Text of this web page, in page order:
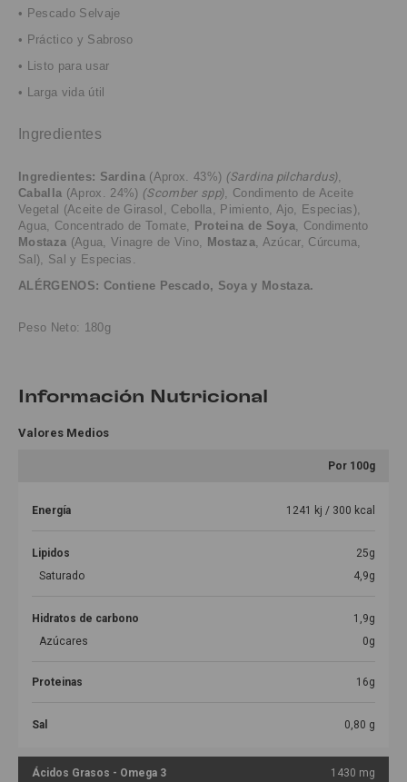
• Pescado Selvaje
• Práctico y Sabroso
• Listo para usar
• Larga vida útil
Ingredientes
Ingredientes: Sardina(Aprox. 43%) (Sardina pilchardus)
Caballa (Aprox. 24%) (Scomber spp)
Condimento de Aceite
Vegetal (Aceite de Girasol, Cebolla, Pimiento, Ajo, Especias),
Agua, Concentrado de Tomate, Proteina de Soya, Condimento
Mostaza (Agua, Vinagre de Vino, Mostaza, Azúcar, Cúrcuma,
Sal), Sal y Especias.
ALÉRGENOS: Contiene Pescado, Soya y Mostaza.
Peso Neto: 180g
Información Nutricional
Valores Medios
Por 100g
Energía 1241 kj / 300 kcal
Lipidos
25g
Saturado
4,9g
Hidratos de carbono
1,9g
Azúcares
0g
Proteinas 16g
Sal 0,80 g
Ácidos Grasos - Omega 3 1430 mg